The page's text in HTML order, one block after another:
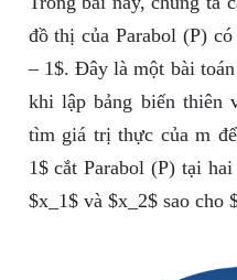
đồ thị của Parabol (P)
– 1$. Đây là một bài toán
khi lập bảng biến thiên
tìm giá trị thực của m
1$ cắt Parabol (P) tại
$x_1$ và $x_2$ sao cho